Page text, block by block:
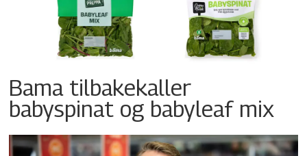
Bama tilbakekaller
babyspinat og babyleaf mix